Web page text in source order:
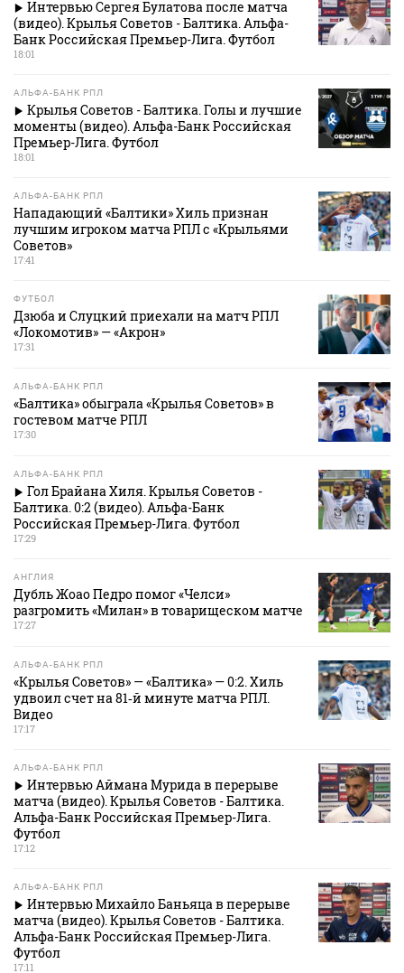
Интервью Сергея Булатова после матча
(видео). Крылья Советов - Балтика. Альфа-
Банк Российская Премьер-Лига. Футбол
18:01
АЛЬФА-БАНК РПЛ
Крылья Советов - Балтика. Голы и лучшие
моменты (видео). Альфа-Банк Российская
Премьер-Лига. Футбол
18:01
АЛЬФА-БАНК РПЛ
Нападающий «Балтики» Хиль признан
лучшим игроком матча РПЛ с «Крыльями
Советов»
17:41
ФУТБОЛ
Дзюба и Слуцкий приехали на матч РПЛ
«Локомотив» — «Акрон»
17:31
АЛЬФА-БАНК РПЛ
«Балтика» обыграла «Крылья Советов» в
гостевом матче РПЛ
17:30
АЛЬФА-БАНК РПЛ
Гол Брайана Хиля. Крылья Советов -
Балтика. 0:2 (видео). Альфа-Банк
Российская Премьер-Лига. Футбол
17:29
АНГЛИЯ
Дубль Жоао Педро помог «Челси»
разгромить «Милан» в товарищеском матче
17:27
АЛЬФА-БАНК РПЛ
«Крылья Советов» — «Балтика» — 0:2. Хиль
удвоил счет на 81‑й минуте матча РПЛ.
Видео
17:17
АЛЬФА-БАНК РПЛ
Интервью Аймана Мурида в перерыве
матча (видео). Крылья Советов - Балтика.
Альфа-Банк Российская Премьер-Лига.
Футбол
17:12
АЛЬФА-БАНК РПЛ
Интервью Михайло Баньяца в перерыве
матча (видео). Крылья Советов - Балтика.
Альфа-Банк Российская Премьер-Лига.
Футбол
17:11